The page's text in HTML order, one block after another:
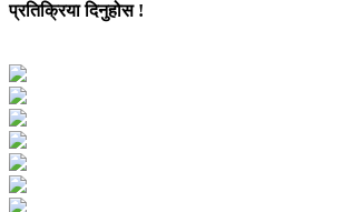
प्रतिक्रिया दिनुहोस !